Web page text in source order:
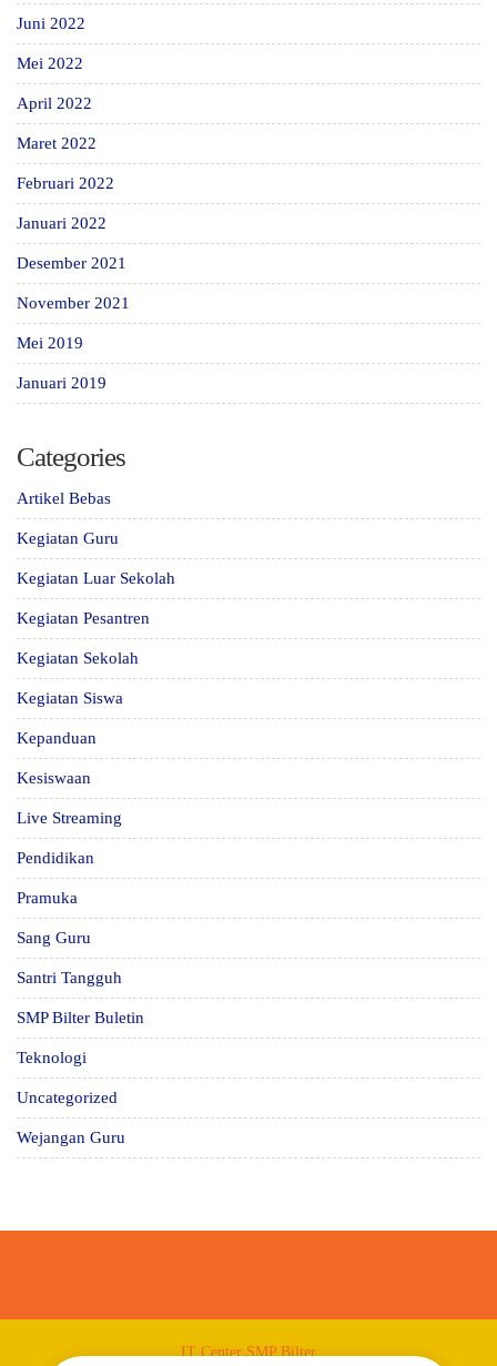
Juni 2022
Mei 2022
April 2022
Maret 2022
Februari 2022
Januari 2022
Desember 2021
November 2021
Mei 2019
Januari 2019
Categories
Artikel Bebas
Kegiatan Guru
Kegiatan Luar Sekolah
Kegiatan Pesantren
Kegiatan Sekolah
Kegiatan Siswa
Kepanduan
Kesiswaan
Live Streaming
Pendidikan
Pramuka
Sang Guru
Santri Tangguh
SMP Bilter Buletin
Teknologi
Uncategorized
Wejangan Guru
IT Center SMP Bilter